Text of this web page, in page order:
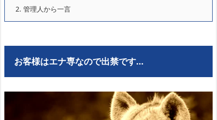
2. 管理人から一言
お客様はエナ専なので出禁です…